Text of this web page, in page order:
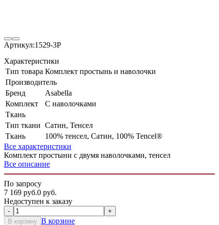
Артикул:1529-3P
Характеристики
Тип товара Комплект простынь и наволочки
Производитель
Бренд
Asabella
Комплект
С наволочками
Ткань
Тип ткани Сатин, Тенсел
Ткань
100% тенсел, Сатин, 100% Tencel®
Все характеристики
Комплект простыни с двумя наволочками, тенсел
Все описание
По запросу
7 169 руб.0 руб.
Недоступен к заказу
-
+
В корзину В корзине